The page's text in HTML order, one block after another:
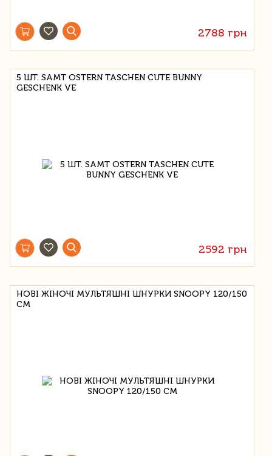
2788 грн
5 ШТ. SAMT OSTERN TASCHEN CUTE BUNNY
GESCHENK VE
2592 грн
НОВІ ЖІНОЧІ МУЛЬТЯШНІ ШНУРКИ SNOOPY 120/150
СМ